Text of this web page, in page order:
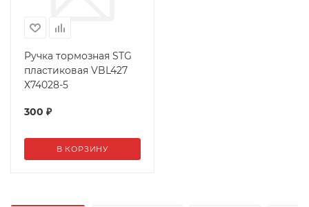
Ручка тормозная STG
пластиковая VBL427
Х74028-5
300 ₽
В КОРЗИНУ